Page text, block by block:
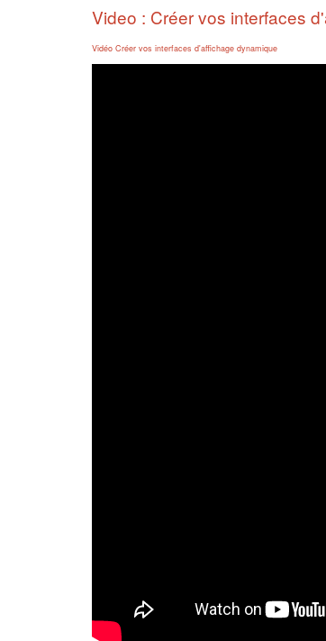
Video : Créer vos interfaces
Vidéo Créer vos interfaces d'affichage dynamique